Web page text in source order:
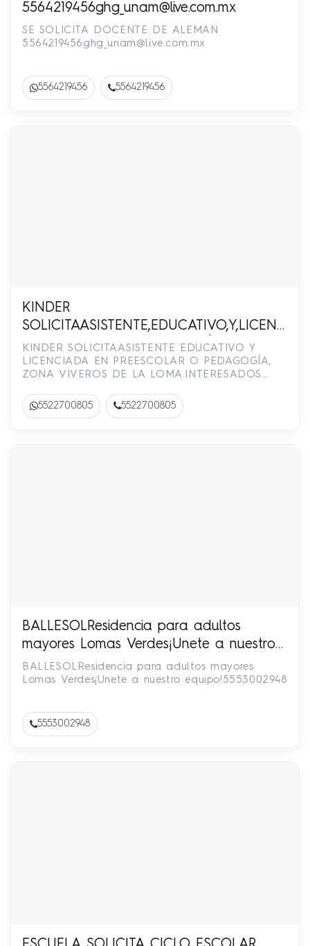
5564219456ghg_unam@live.com.mx
SE SOLICITA DOCENTE DE ALEMAN
5564219456ghg_unam@live.com.mx
5564219456 5564219456
KINDER
EN PREESCOLAR,O,PEDAGOGÍA,
55-2270-0805
KINDER SOLICITAASISTENTE EDUCATIVO Y
LICENCIADA EN PREESCOLAR O PEDAGOGÍA,
ZONA VIVEROS DE LA LOMA.INTERESADOS
2270-0805
5522700805 5522700805
BALLESOLResidencia para adultos
mayores Lomas Verdes¡Unete a nuestro
equipo!5553002948
BALLESOLResidencia para adultos mayores
Lomas Verdes¡Unete a nuestro equipo!5553002948
5553002948